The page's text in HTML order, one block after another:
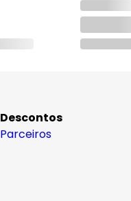
Descontos
Parceiros